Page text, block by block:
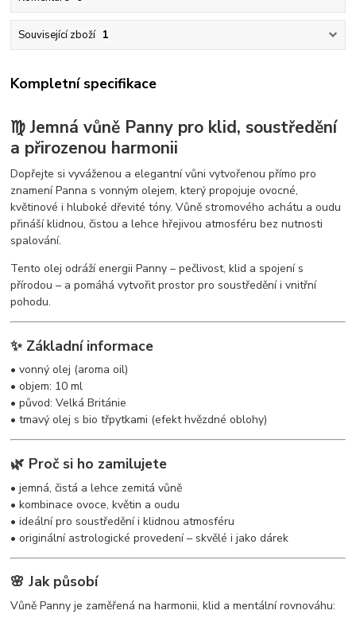
Související zboží 1
Kompletní specifikace
♍ Jemná vůně Panny pro klid, soustředění
a přirozenou harmonii
Dopřejte si vyváženou a elegantní vůni vytvořenou přímo pro
znamení Panna s vonným olejem, který propojuje ovocné,
květinové i hluboké dřevité tóny. Vůně stromového achátu a oudu
přináší klidnou, čistou a lehce hřejivou atmosféru bez nutnosti
spalování.
Tento olej odráží energii Panny – pečlivost, klid a spojení s
přírodou – a pomáhá vytvořit prostor pro soustředění i vnitřní
pohodu.
✨ Základní informace
• vonný olej (aroma oil)
• objem: 10 ml
• původ: Velká Británie
• tmavý olej s bio třpytkami (efekt hvězdné oblohy)
🌿 Proč si ho zamilujete
• jemná, čistá a lehce zemitá vůně
• kombinace ovoce, květin a oudu
• ideální pro soustředění i klidnou atmosféru
• originální astrologické provedení – skvělé i jako dárek
🌸 Jak působí
Vůně Panny je zaměřená na harmonii, klid a mentální rovnováhu: